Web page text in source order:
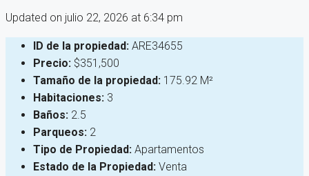
Updated on julio 22, 2026 at 6:34 pm
ID de la propiedad: ARE34655
Precio: $351,500
Tamaño de la propiedad: 175.92 M²
Habitaciones: 3
Baños: 2.5
Parqueos: 2
Tipo de Propiedad: Apartamentos
Estado de la Propiedad: Venta